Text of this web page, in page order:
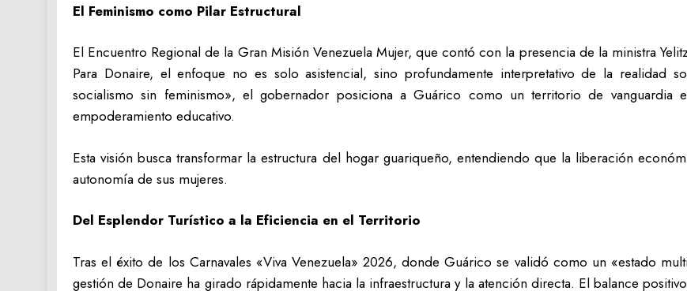
El Feminismo como Pilar Estructural
El Encuentro Regional de la Gran Misión Venezuela Mujer, que contó con la presencia de la ministra
Para Donaire, el enfoque no es solo asistencial, sino profundamente interpretativo de la realidad
socialismo sin feminismo», el gobernador posiciona a Guárico como un territorio de
empoderamiento educativo.
Esta visión busca transformar la estructura del hogar guariqueño, entendiendo que la liberación
autonomía de sus mujeres.
Del Esplendor Turístico a la Eficiencia en el Territorio
Tras el éxito de los Carnavales «Viva Venezuela» 2026, donde Guárico se validó como un «estado
gestión de Donaire ha girado rápidamente hacia la infraestructura y la atención directa. El balance